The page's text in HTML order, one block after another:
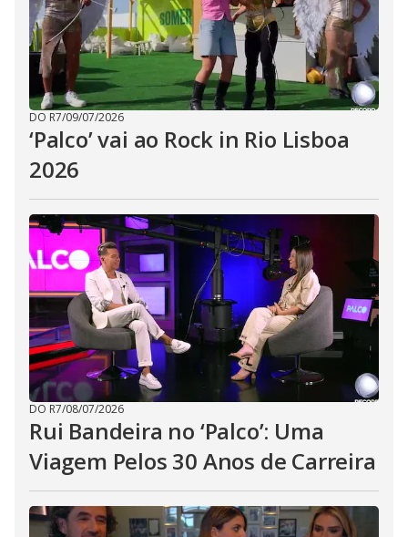
DO R7/09/07/2026
‘Palco’ vai ao Rock in Rio Lisboa
2026
DO R7/08/07/2026
Rui Bandeira no ‘Palco’: Uma
Viagem Pelos 30 Anos de Carreira